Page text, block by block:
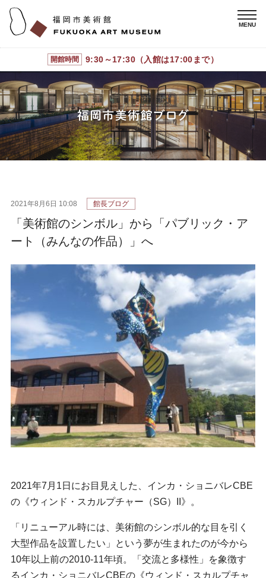
開館時間 9:30～17:30（入館は17:00まで）
2021年8月6日 10:08 館長ブログ
「美術館のシンボル」から「パブリック・ア
ート（みんなの作品）」へ
2021年7月1日にお目見えした、インカ・ショニバレCBE
の《ウィンド・スカルプチャー（SG）II》。
「リニューアル時には、美術館のシンボル的な目を引く
大型作品を設置したい」という夢が生まれたのが今から
10年以上前の2010‐11年頃。「交流と多様性」を象徴す
るインカ・ショニバレCBEの《ウィンド・スカルプチャ